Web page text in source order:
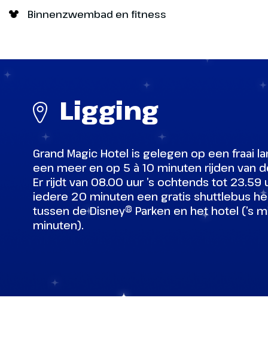
Binnenzwembad en fitness
Ligging
Grand Magic Hotel is gelegen op een fraai
een meer en op 5 à 10 minuten rijden van
Er rijdt van 08.00 uur ’s ochtends tot 23.59
iedere 20 minuten een gratis shuttlebus
tussen de Disney® Parken en het hotel (’s
minuten).
er